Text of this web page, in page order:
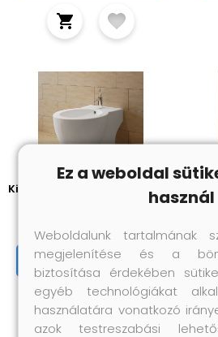
Kiváló minőségű, fehér, kerek
47 270 Ft
Megnézem
Ez a weboldal
használ
Weboldalunk tartalmának
megjelenítése és a
biztosítása érdekében
egyéb technológiákat
használatára vonatkozó
azok testreszabási